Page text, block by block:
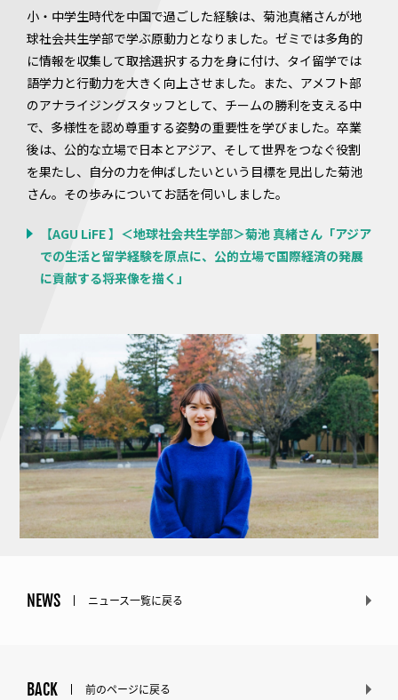
小・中学生時代を中国で過ごした経験は、菊池真緒さんが地
球社会共生学部で学ぶ原動力となりました。ゼミでは多角的
に情報を収集して取捨選択する力を身に付け、タイ留学では
語学力と行動力を大きく向上させました。また、アメフト部
のアナライジングスタッフとして、チームの勝利を支える中
で、多様性を認め尊重する姿勢の重要性を学びました。卒業
後は、公的な立場で日本とアジア、そして世界をつなぐ役割
を果たし、自分の力を伸ばしたいという目標を見出した菊池
さん。その歩みについてお話を伺いしました。
【AGU LiFE 】＜地球社会共生学部＞菊池 真緒さん「アジア
での生活と留学経験を原点に、公的立場で国際経済の発展
に貢献する将来像を描く」
NEWS ニュース一覧に戻る
BACK 前のページに戻る